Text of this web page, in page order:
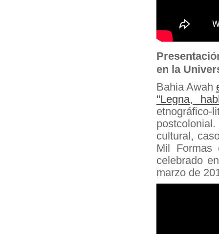
en la
Bahia Awah
"Legna,
cultural,
Mil Formas
celebrado
marzo de